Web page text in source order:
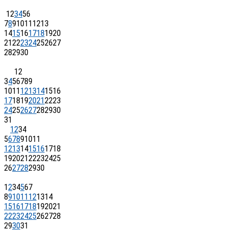
123456
78910111213
14151617181920
21222324252627
282930
12
3456789
10111213141516
17181920212223
24252627282930
31
1234
567891011
12131415161718
19202122232425
2627282930
1234567
891011121314
15161718192021
22232425262728
293031